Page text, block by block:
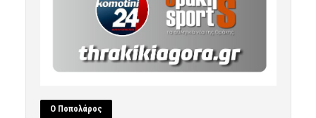
Ο Ποπολάρος